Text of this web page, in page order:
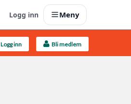
Logg inn Meny
Logg inn Bli medlem